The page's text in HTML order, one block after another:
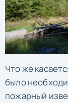
Что же
было
пожарный